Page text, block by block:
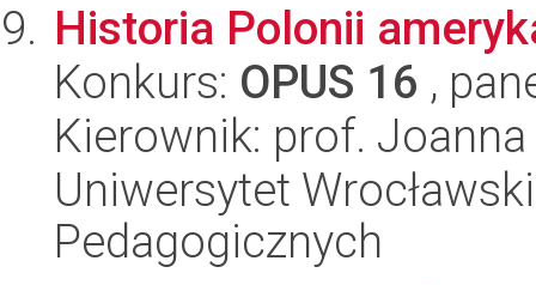
Historia Polonii
Konkurs: OPUS 16 ,
Kierownik: prof.
Uniwersytet
Pedagogicznych